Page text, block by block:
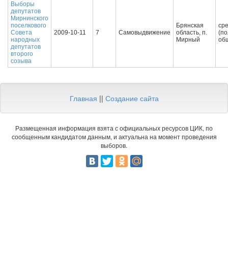
Выборы
депутатов
Мирнинского
поселкового
Совета
народных
депутатов
второго
созыва
2009-10-11 7 Самовыдвижение
Брянская
область, п.
Мирный
Главная || Создание сайта
Размещенная информация взята с официальных ресурсов ЦИК, по
сообщенным кандидатом данным, и актуальна на момент проведения
выборов.